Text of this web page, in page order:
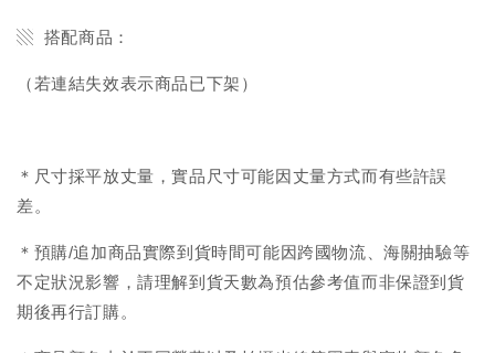
▧ 搭配商品：
（若連結失效表示商品已下架）
＊尺寸採平放丈量，實品尺寸可能因丈量方式而有些許誤
差。
＊預購/追加商品實際到貨時間可能因跨國物流、海關抽驗等
不定狀況影響，請理解到貨天數為預估參考值而非保證到貨
期後再行訂購。